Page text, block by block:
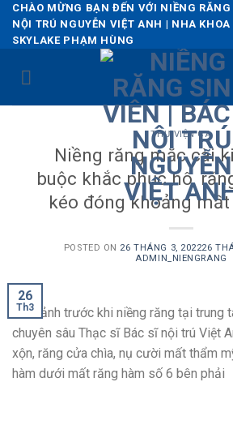
Skip
content
CHÀO MỪNG BẠN ĐẾN VỚI NIỀNG
NỘI TRÚ NGUYỄN VIỆT ANH | NHA
SKYLAKE PHẠM HÙNG
THƯ VIỆN CA
Niềng răng mắc cài
buộc khắc phục hô,
kéo đóng khoảng
POSTED ON 26 THÁNG 3, 202226
ADMIN_NIENGRANG
26
Th3
Hình ảnh trước khi niềng răng tại trung
chuyên sâu Thạc sĩ Bác sĩ nội trú Việt
xộn, răng cửa chìa, nụ cười mất thẩm
hàm dưới mất răng hàm số 6 bên phải